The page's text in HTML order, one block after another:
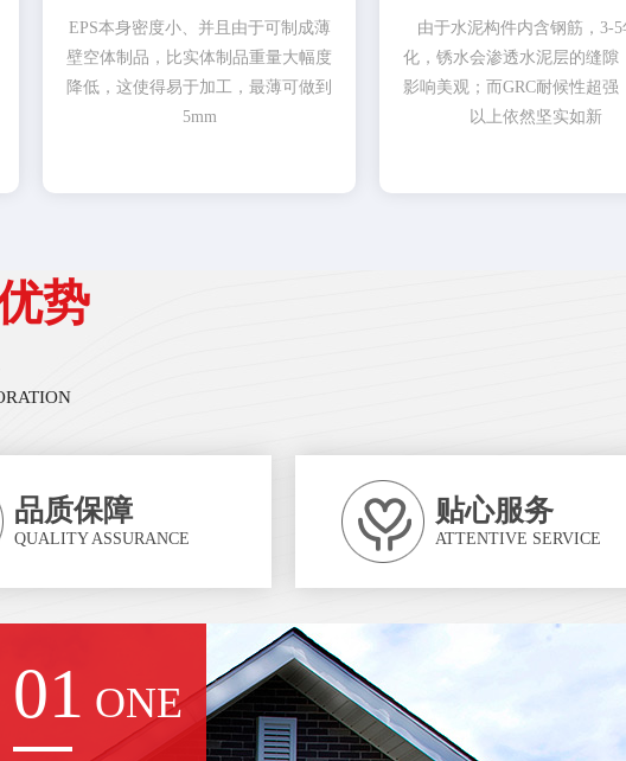
EPS本身密度小、并且由于可制成薄
壁空体制品，比实体制品重量大幅度
降低，这使得易于加工，最薄可做到
5mm
由于水泥构件内含钢筋，3-5
化，锈水会渗透水泥层的缝隙
影响美观；而GRC耐候性超强
以上依然坚实如新
势
品质保障
QUALITY ASSURANCE
贴心服务
ATTENTIVE SERVICE
02 TWO